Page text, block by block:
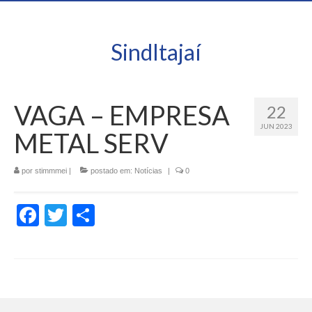
SindItajaí
22
JUN 2023
VAGA – EMPRESA
METAL SERV
por stimmmei | postado em: Notícias | 0
Facebook
Twitter